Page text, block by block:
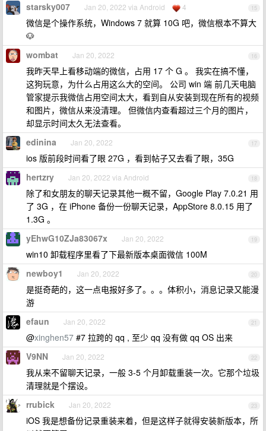
15
starsky007 Jan 20, 2022 via Android 4
微信是个操作系统，Windows 7 就算 10G 吧，微信根本不算大
🐶
16
wombat Jan 20, 2022
我昨天早上看移动端的微信，占用 17 个 G 。 我实在搞不懂，
这狗玩意，为什么占用这么大的空间。 公司 win 端 前几天电脑
管家提示我微信占用空间太大，看到自从安装到现在所有的视频
和图片，微信从来没清理。 但微信内查看超过三个月的图片，
却显示时间太久无法查看。
17
edinina Jan 20, 2022
ios 版前段时间看了眼 27G ，看到帖子又去看了眼，35G
18
hertzry Jan 20, 2022 via Android
除了和女朋友的聊天记录其他一概不留，Google Play 7.0.21 用
了 3G ，在 iPhone 备份一份聊天记录，AppStore 8.0.15 用了
1.3G 。
19
yEhwG10ZJa83067x Jan 20, 2022
win10 卸载程序里看了下最新版本桌面微信 100M
20
newboy1 Jan 20, 2022
是挺奇葩的，这一点电报好多了。。。体积小，消息记录又能漫
游
21
efaun Jan 20, 2022
@xinghen57 #7 拉跨的 qq , 至少 qq 没有做 qq OS 出来
22
V9NN Jan 20, 2022
我从来不留聊天记录，一般 3-5 个月卸载重装一次。它那个垃圾
清理就是个摆设。
23
rrubick Jan 20, 2022
iOS 我是想备份记录重装来着，但是这样子就得安装新版本，所